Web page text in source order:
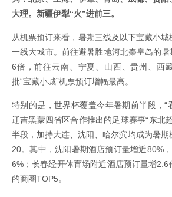
大理。新疆伊犁“火”进前三。
从机票预订来看，暑期三线及以下宝藏小
一线大城市。前往避暑胜地河北秦皇岛的暑
6倍，前往云南、宁夏、山西、贵州、西
批“宝藏小城”机票预订增幅最高。
特别的是，世界杯覆盖今年暑期前半段，“
辽吉黑蒙四省区合作推出的足球赛事“东北
半段，加持大连、沈阳、哈尔滨均成为暑
20。其中，沈阳暑期酒店预订量增近80%
6%；长春经开体育场附近酒店预订量增
的商圈TOP5。